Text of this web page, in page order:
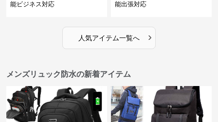
能ビジネス対応
能出張対応
人気アイテム一覧へ ›
メンズリュック防水の新着アイテム